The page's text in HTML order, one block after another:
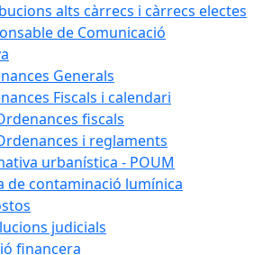
alts càrrecs i càrrecs electes
de Comunicació
Generals
Fiscals i calendari
fiscals
i reglaments
urbanística - POUM
de contaminació lumínica
judicials
financera